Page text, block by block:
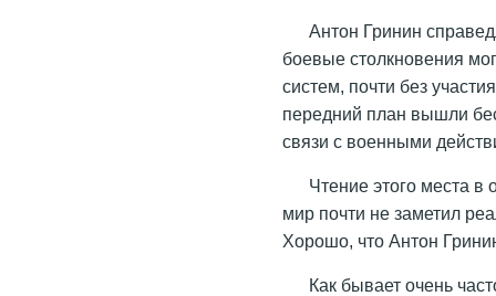
Антон Гринин
боевые столкновения
систем, почти без
передний план вышли
связи с военными
Чтение этого места в
мир почти не заметил
Хорошо, что Антон
Как бывает очень